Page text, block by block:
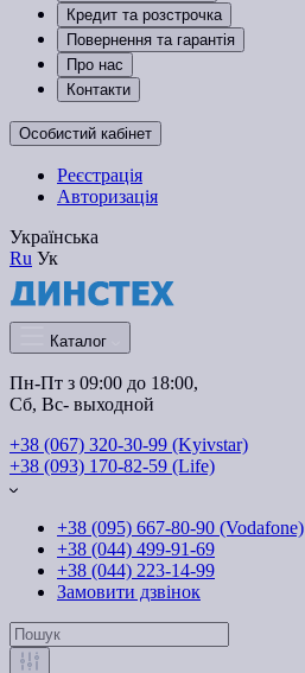
Кредит та розстрочка
Повернення та гарантія
Про нас
Контакти
Особистий кабінет
Реєстрація
Авторизація
Українська
Ru Ук
Каталог
Пн-Пт з 09:00 до 18:00,
Сб, Вс- выходной
+38 (067) 320-30-99 (Kyivstar)
+38 (093) 170-82-59 (Life)
+38 (095) 667-80-90 (Vodafone)
+38 (044) 499-91-69
+38 (044) 223-14-99
Замовити дзвінок